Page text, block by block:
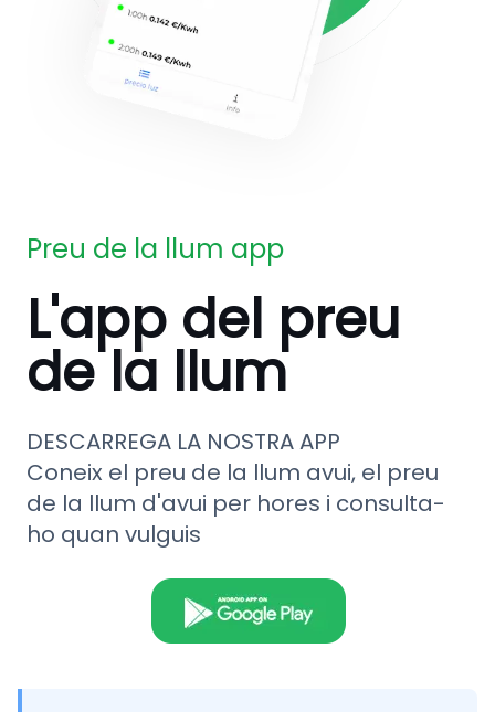
Preu de la llum app
L'app del preu
de la llum
DESCARREGA LA NOSTRA APP
Coneix el preu de la llum avui, el preu
de la llum d'avui per hores i consulta-
ho quan vulguis